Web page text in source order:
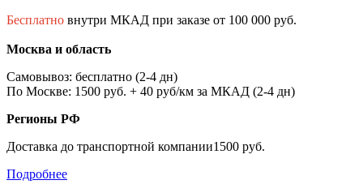
Бесплатно внутри МКАД при заказе от 100 000 руб.
Москва и область
Самовывоз: бесплатно (2-4 дн)
По Москве: 1500 руб. + 40 руб/км за МКАД (2-4 дн)
Регионы РФ
Доставка до транспортной компании1500 руб.
Подробнее